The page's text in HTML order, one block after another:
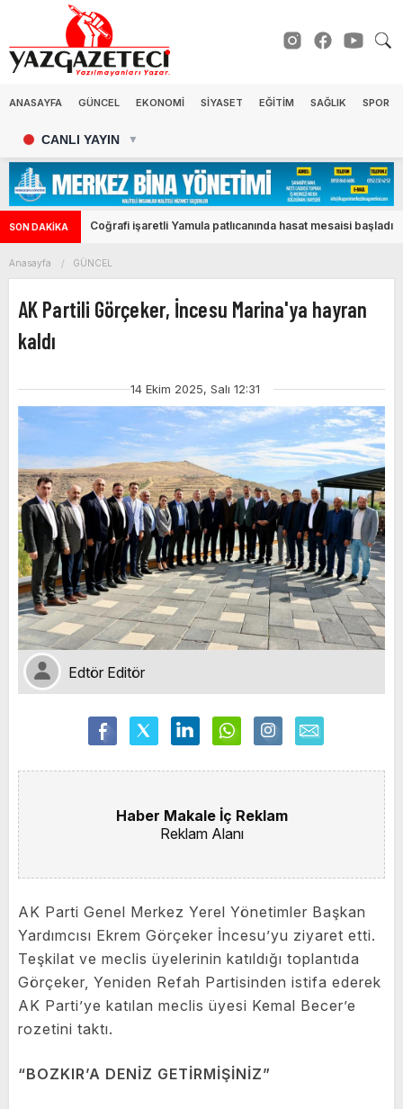
ANASAYFA GÜNCEL EKONOMİ SİYASET EĞİTİM SAĞLIK SPOR
CANLI YAYIN ▼
SON DAKİKA Coğrafi işaretli Yamula patlıcanında hasat mesaisi başladı
Anasayfa GÜNCEL
AK Partili Görçeker, İncesu Marina'ya hayran
kaldı
14 Ekim 2025, Salı 12:31
Edtör Editör
Haber Makale İç Reklam
Reklam Alanı
AK Parti Genel Merkez Yerel Yönetimler Başkan
Yardımcısı Ekrem Görçeker İncesu’yu ziyaret etti.
Teşkilat ve meclis üyelerinin katıldığı toplantıda
Görçeker, Yeniden Refah Partisinden istifa ederek
AK Parti’ye katılan meclis üyesi Kemal Becer’e
rozetini taktı.
“BOZKIR’A DENİZ GETİRMİŞİNİZ”